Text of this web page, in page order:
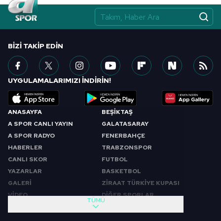
ANASAYFA
A SPOR CANLI YAYIN
A SPOR RADYO
HABERLER
CANLI SKOR
YAZARLAR
GALERİ
VİDEO
BEŞİKTAŞ
GALATASARAY
FENERBAHÇE
TRABZONSPOR
FUTBOL
BASKETBOL
ZİRAAT TÜRKİYE KUPASI
DİĞER SPORLAR
TÜMÜ
BIZI TAKIP EDIN
UYGULAMALARIMIZI İNDİRİN!